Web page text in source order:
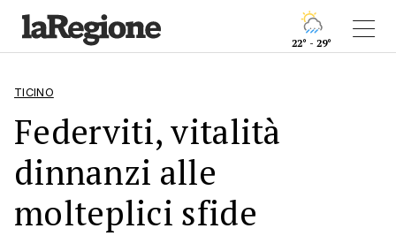
22° - 29°
TICINO
Federviti, vitalità
dinnanzi alle
molteplici sfide